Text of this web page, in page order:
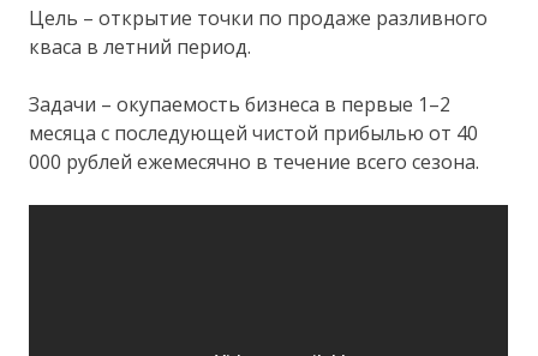
Цель – открытие точки по продаже разливного
кваса в летний период.
Задачи – окупаемость бизнеса в первые 1–2
месяца с последующей чистой прибылью от 40
000 рублей ежемесячно в течение всего сезона.